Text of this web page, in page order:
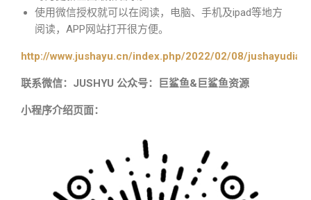
使用微信授权就可以在阅读，电脑、手机及ipad等地方
阅读，APP网站打开很方便。
http://www.jushayu.cn/index.php/2022/02/08/
联系微信：JUSHYU 公众号：巨鲨鱼&巨鲨鱼资源
小程序介绍页面：